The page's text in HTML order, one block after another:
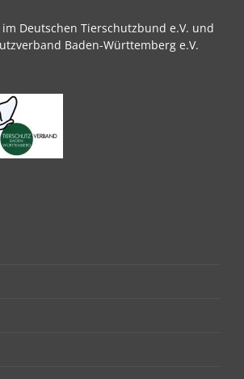
Deutschen Tierschutzbund e.V. und
Baden-Württemberg e.V.